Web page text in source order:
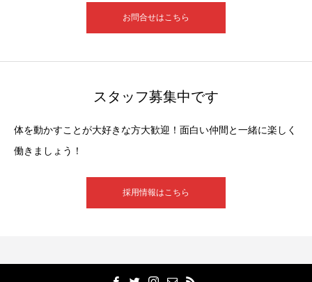
お問合せはこちら
スタッフ募集中です
体を動かすことが大好きな方大歓迎！面白い仲間と一緒に楽しく
働きましょう！
採用情報はこちら